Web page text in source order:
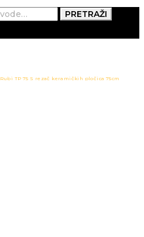
PRETRAŽI
Rubi TP 75 S rezač keramičkih pločica 75cm